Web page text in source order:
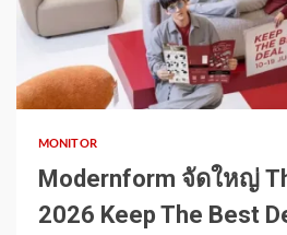
1 min read
MONITOR
Modernform จัดใหญ่
2026 Keep The Best